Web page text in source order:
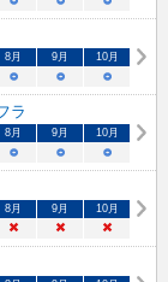
8月 9月 10月
○ ○ ○
ラ
8月 9月 10月
○ ○ ○
8月 9月 10月
× × ×